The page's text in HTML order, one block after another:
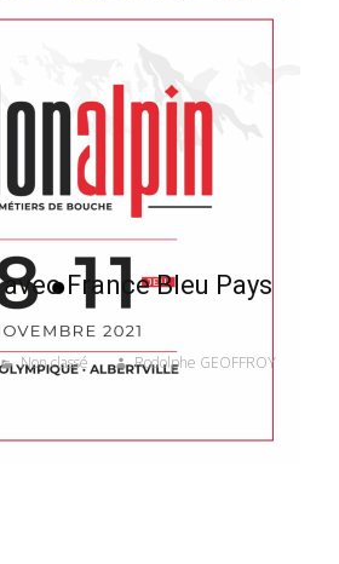
France Bleu Pays
Non classé Rodolphe GEOFFROY